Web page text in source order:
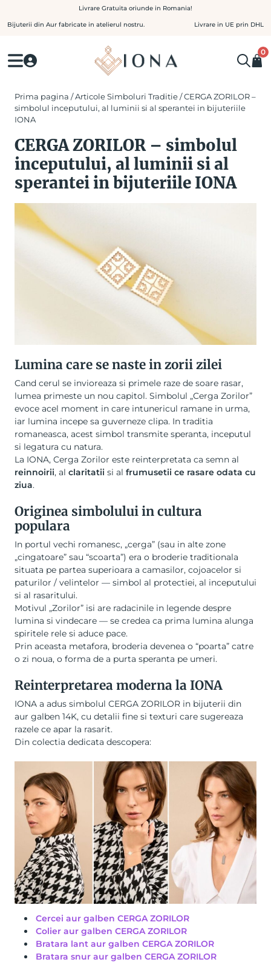
to
Livrare Gratuita oriunde in Romania!
Bijuterii din Aur fabricate in atelierul nostru. Livrare in UE prin DHL
0
Prima pagina /Articole Simboluri Traditie/ CERGA ZORILOR –
simbolul inceputului, al luminii si al sperantei in bijuteriile
IONA
CERGA ZORILOR – simbolul
inceputului, al luminii si al
sperantei in bijuteriile IONA
Lumina care se naste in zorii zilei
Cand cerul se invioreaza si primele raze de soare rasar,
lumea primeste un nou capitol. Simbolul „Cerga Zorilor”
evoce acel moment in care intunericul ramane in urma,
iar lumina incepe sa guverneze clipa. In traditia
romaneasca, acest simbol transmite speranta, inceputul
si legatura cu natura.
La IONA, Cerga Zorilor este reinterpretata ca semn al
reinnoirii, al claritatii si al frumusetii ce rasare odata cu
ziua.
Originea simbolului in cultura
populara
In portul vechi romanesc, „cerga” (sau in alte zone
„cingatoare” sau “scoarta”) era o broderie traditionala
situata pe partea superioara a camasilor, cojoacelor si
paturilor / velintelor — simbol al protectiei, al inceputului
si al rasaritului.
Motivul „Zorilor” isi are radacinile in legende despre
lumina si vindecare — se credea ca prima lumina alunga
spiritele rele si aduce pace.
Prin aceasta metafora, broderia devenea o “poarta” catre
o zi noua, o forma de a purta speranta pe umeri.
Reinterpretarea moderna la IONA
IONA a adus simbolul CERGA ZORILOR in bijuterii din
aur galben 14K, cu detalii fine si texturi care sugereaza
razele ce apar la rasarit.
Din colectia dedicata descopera:
Cercei aur galben CERGA ZORILOR
Colier aur galben CERGA ZORILOR
Bratara lant aur galben CERGA ZORILOR
Bratara snur aur galben CERGA ZORILOR